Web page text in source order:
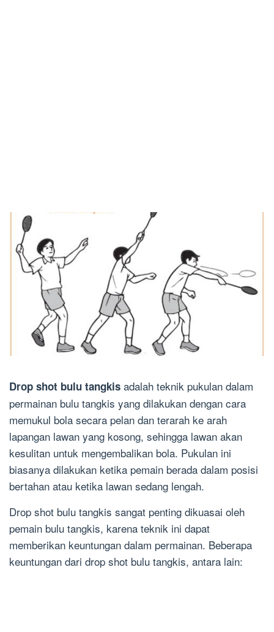
Drop shot bulu tangkis adalah teknik pukulan dalam
permainan bulu tangkis yang dilakukan dengan cara
memukul bola secara pelan dan terarah ke arah
lapangan lawan yang kosong, sehingga lawan akan
kesulitan untuk mengembalikan bola. Pukulan ini
biasanya dilakukan ketika pemain berada dalam posisi
bertahan atau ketika lawan sedang lengah.
Drop shot bulu tangkis sangat penting dikuasai oleh
pemain bulu tangkis, karena teknik ini dapat
memberikan keuntungan dalam permainan. Beberapa
keuntungan dari drop shot bulu tangkis, antara lain: